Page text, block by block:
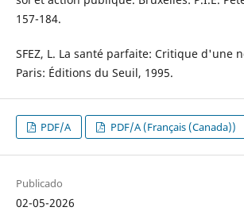
157-184.
SFEZ, L. La santé parfaite: Critique d'une
Paris: Éditions du Seuil, 1995.
PDF/A PDF/A (Français (Canada))
Publicado
02-05-2026